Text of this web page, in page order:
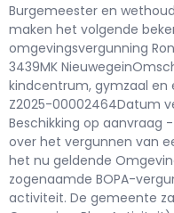
Burgemeester en
maken het volgende
omgevingsvergunning
3439MK
kindcentrum, gymzaal en
Z2025-00002464Datum
Beschikking op aanvraag
over het vergunnen van
het nu geldende
zogenaamde BOPA-
activiteit. De gemeente